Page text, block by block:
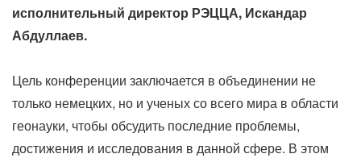
исполнительный директор РЭЦЦА, Искандар
Абдуллаев.
Цель конференции заключается в объединении не
только немецких, но и ученых со всего мира в области
геонауки, чтобы обсудить последние проблемы,
достижения и исследования в данной сфере. В этом